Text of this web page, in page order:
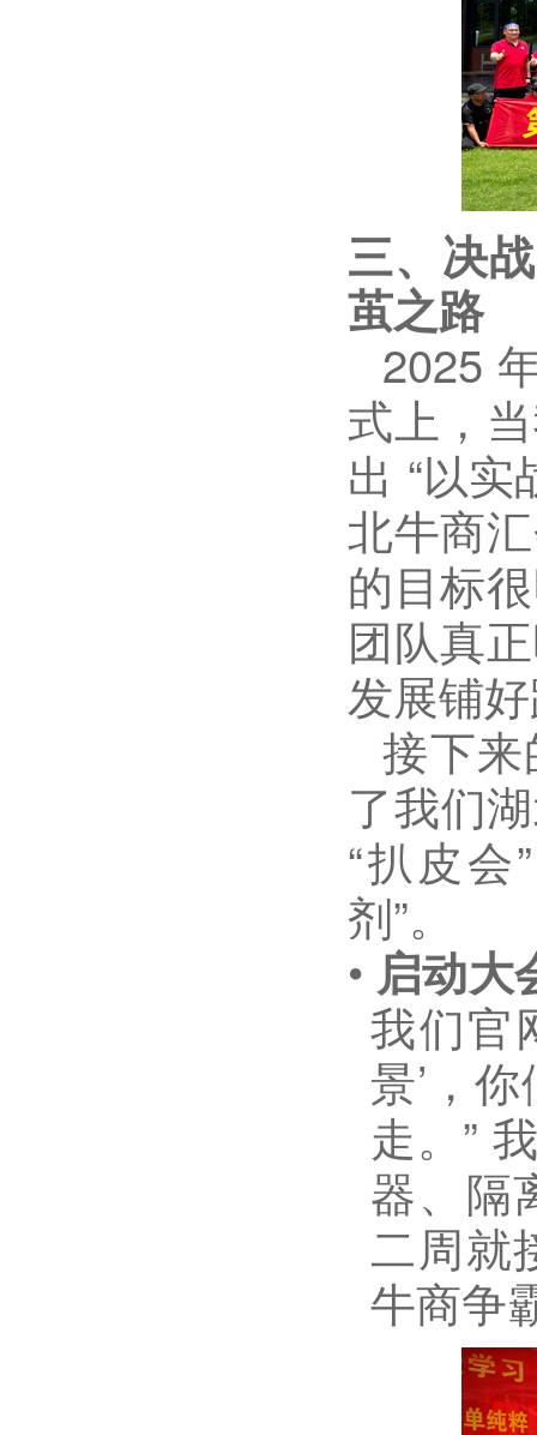
三、决
茧之路
2025
式上，
出 “以实
北牛商
的目标
团队真
发展铺
接下
了我们
“扒皮会”
剂”。
• 启动大
我们官
景’ ，
走。 ”
器、隔
二周就
牛商争